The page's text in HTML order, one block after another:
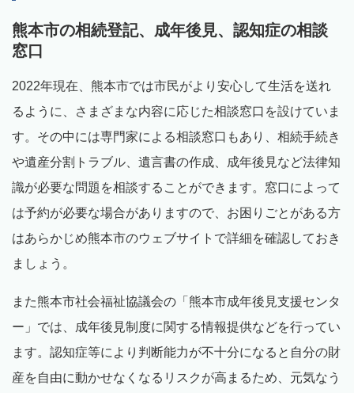
熊本市の相続登記、成年後見、認知症の相談
窓口
2022年現在、熊本市では市民がより安心して生活を送れ
るように、さまざまな内容に応じた相談窓口を設けていま
す。その中には専門家による相談窓口もあり、相続手続き
や遺産分割トラブル、遺言書の作成、成年後見など法律知
識が必要な問題を相談することができます。窓口によって
は予約が必要な場合がありますので、お困りごとがある方
はあらかじめ熊本市のウェブサイトで詳細を確認しておき
ましょう。
また熊本市社会福祉協議会の「熊本市成年後見支援センタ
ー」では、成年後見制度に関する情報提供などを行ってい
ます。認知症等により判断能力が不十分になると自分の財
産を自由に動かせなくなるリスクが高まるため、元気なう